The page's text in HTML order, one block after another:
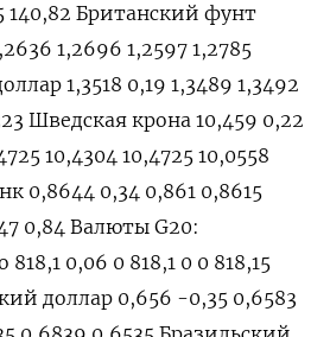
140,82 Британский фунт
1,2696 1,2597 1,2785
1,3518 0,19 1,3489 1,3492
Шведская крона 10,459 0,22
10,4304 10,4725 10,0558
0,8644 0,34 0,861 0,8615
0,84 Валюты G20:
0,06 0 818,1 0 0 818,15
доллар 0,656 -0,35 0,6583